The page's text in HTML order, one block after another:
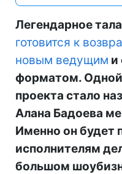
Легендарное
готовится к
новым ведущим и
форматом. Одной
проекта стало
Алана Бадоева
Именно он будет
исполнителям
большом